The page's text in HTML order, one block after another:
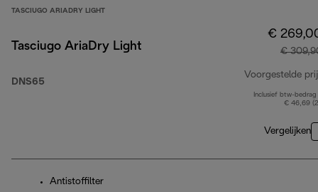
TASCIUGO ARIADRY LIGHT
Tasciugo AriaDry Light
DNS65
€
€
Voorgestelde
Inclusief btw-bedrag
€ 46,69
Vergelijken
Antistoffilter